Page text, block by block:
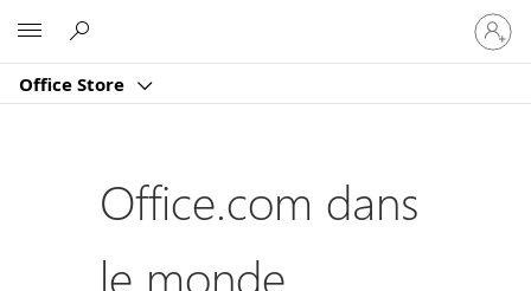
Office Store
vous
à
compte
Office.com dans
le monde